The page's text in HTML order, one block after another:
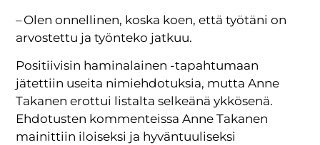
– Olen onnellinen, koska koen, että työtäni on
arvostettu ja työnteko jatkuu.
Positiivisin haminalainen -tapahtumaan
jätettiin useita nimiehdotuksia, mutta Anne
Takanen erottui listalta selkeänä ykkösenä.
Ehdotusten kommenteissa Anne Takanen
mainittiin iloiseksi ja hyväntuuliseksi